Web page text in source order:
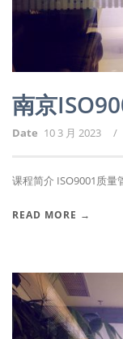
南京
Date 10 3 月 2023 /
课程简介 ISO9001质
READ MORE →